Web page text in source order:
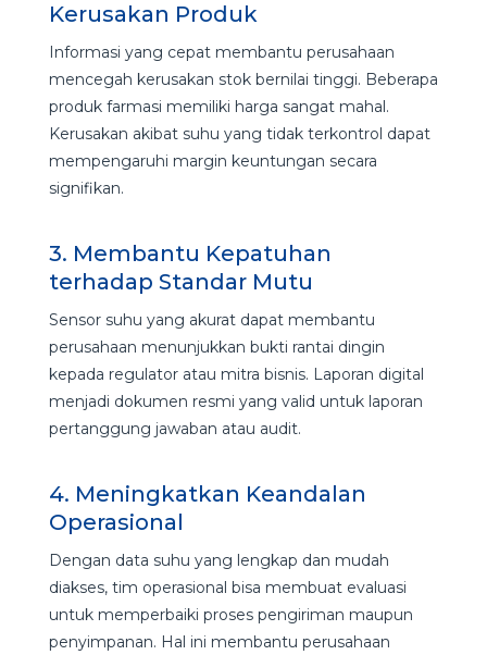
Kerusakan Produk
Informasi yang cepat membantu perusahaan
mencegah kerusakan stok bernilai tinggi. Beberapa
produk farmasi memiliki harga sangat mahal.
Kerusakan akibat suhu yang tidak terkontrol dapat
mempengaruhi margin keuntungan secara
signifikan.
3. Membantu Kepatuhan
terhadap Standar Mutu
Sensor suhu yang akurat dapat membantu
perusahaan menunjukkan bukti rantai dingin
kepada regulator atau mitra bisnis. Laporan digital
menjadi dokumen resmi yang valid untuk laporan
pertanggung jawaban atau audit.
4. Meningkatkan Keandalan
Operasional
Dengan data suhu yang lengkap dan mudah
diakses, tim operasional bisa membuat evaluasi
untuk memperbaiki proses pengiriman maupun
penyimpanan. Hal ini membantu perusahaan